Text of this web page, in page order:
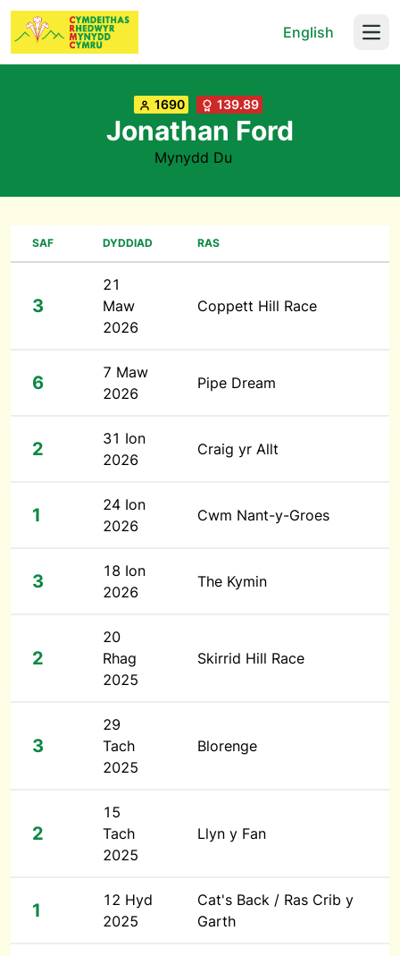
English
1690 139.89
Jonathan Ford
Mynydd Du
SAF DYDDIAD RAS
3
21
Maw
2026
Coppett Hill Race
6
7 Maw
2026
Pipe Dream
2
31 Ion
2026
Craig yr Allt
1
24 Ion
2026
Cwm Nant-y-Groes
3
18 Ion
2026
The Kymin
2
20
Rhag
2025
Skirrid Hill Race
3
29
Tach
2025
Blorenge
2
15
Tach
2025
Llyn y Fan
1
12 Hyd
2025
Cat's Back / Ras Crib y
Garth